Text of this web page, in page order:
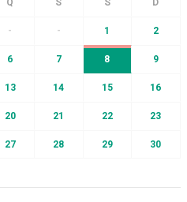
- - 1 2
6 7 8 9
13 14 15 16
20 21 22 23
27 28 29 30